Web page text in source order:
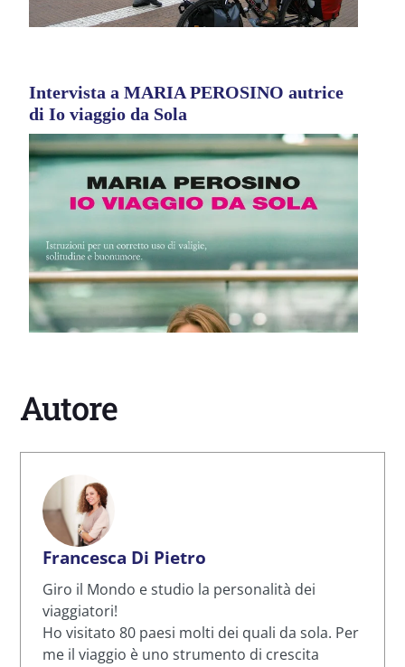
Intervista a MARIA PEROSINO autrice
di Io viaggio da Sola
Autore
Francesca Di Pietro
Giro il Mondo e studio la personalità dei
viaggiatori!
Ho visitato 80 paesi molti dei quali da sola. Per
me il viaggio è uno strumento di crescita